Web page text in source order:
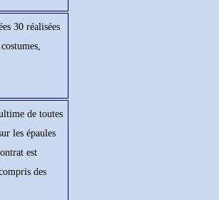
30 réalisées
de toutes
les épaules
est
des